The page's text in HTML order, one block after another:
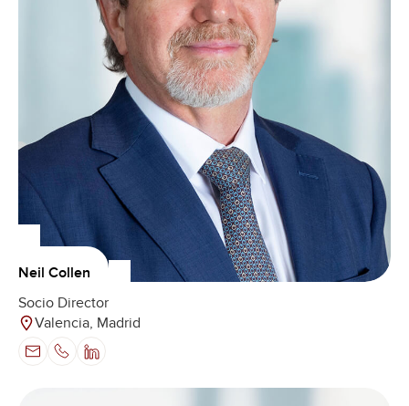
Neil Collen
Socio Director
Valencia, Madrid